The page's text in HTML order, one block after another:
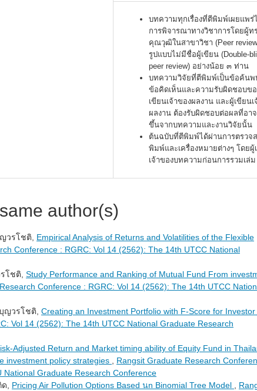
บทความทุกเรื่องที่ตีพิมพ์เผยแพร่
การพิจารณาทางวิชาการโดยผู้ท
คุณวุฒิในสาขาวิชา (Peer
รูปแบบไม่มีชื่อผู้เขียน (Double-
peer review) อย่างน้อย ๓ ท่าน
บทความวิจัยที่ตีพิมพ์เป็นข้อค้นพ
ข้อคิดเห็นและความรับผิดชอบขอ
เขียนเจ้าของผลงาน และผู้เขียนเ
ผลงาน ต้องรับผิดชอบต่อผลที่อาจ
ขึ้นจากบทความและงานวิจัยนั้น
ต้นฉบับที่ตีพิมพ์ได้ผ่านการตรวจ
พิมพ์และเครื่องหมายต่างๆ โดยผู้
เจ้าของบทความก่อนการรวมเล่ม
author(s)
วรโชติ, Empirical Analysis of Returns and Volatilities of the Flexible
Conference : RGRC: Vol 14 (2562): The 14th UTCC National
โชติ, Study Performance and Ranking of Mutual Fund From
Conference : RGRC: Vol 14 (2562): The 14th UTCC
ญวรโชติ, Creating an Investment Portfolio with F-Score for Investor
Vol 14 (2562): The 14th UTCC National Graduate Research
Adjusted Return and Market timing ability of Equity Fund in
investment policy strategies
Rangsit Graduate Research
Graduate Research Conference
, Pricing Air Pollution Options Based นn Binomial Tree Model